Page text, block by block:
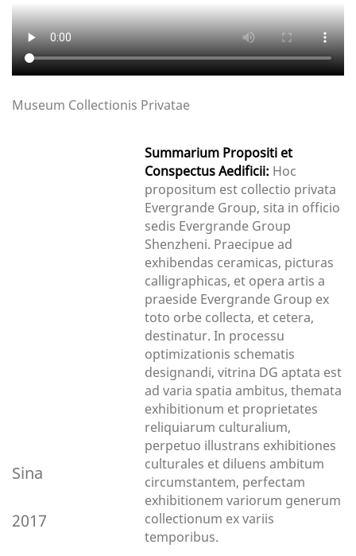
Museum Collectionis Privatae
Sina
2017
Summarium Propositi et
Conspectus Aedificii: Hoc
propositum est collectio privata
Evergrande Group, sita in officio
sedis Evergrande Group
Shenzheni. Praecipue ad
exhibendas ceramicas, picturas
calligraphicas, et opera artis a
praeside Evergrande Group ex
toto orbe collecta, et cetera,
destinatur. In processu
optimizationis schematis
designandi, vitrina DG aptata est
ad varia spatia ambitus, themata
exhibitionum et proprietates
reliquiarum culturalium,
perpetuo illustrans exhibitiones
culturales et diluens ambitum
circumstantem, perfectam
exhibitionem variorum generum
collectionum ex variis
temporibus.